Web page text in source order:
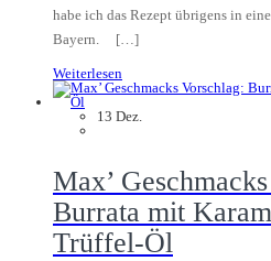
habe ich das Rezept übrigens in
Bayern. […]
Weiterlesen
13 Dez.
Max’
Burrata mit
Trüffel-Öl